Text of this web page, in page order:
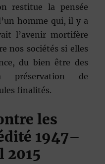
restitue la pensée
homme qui, il y a
l’avenir mortifère
nos sociétés si elles
du bien être des
de
finalités.
les
1947–
2015